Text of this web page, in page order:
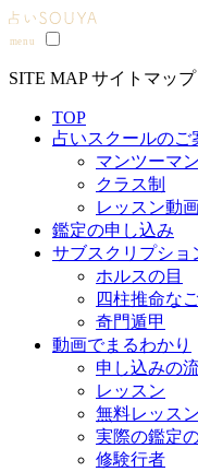
SITE MAPサイトマップ
TOP
占いスクールのご
マンツーマ
クラス制
レッスン動
鑑定の申し込み
サブスクリプショ
ホルスの目
四柱推命な
奇門遁甲
動画でまるわかり
申し込みの
レッスン
無料レッス
実際の鑑定
修験行者